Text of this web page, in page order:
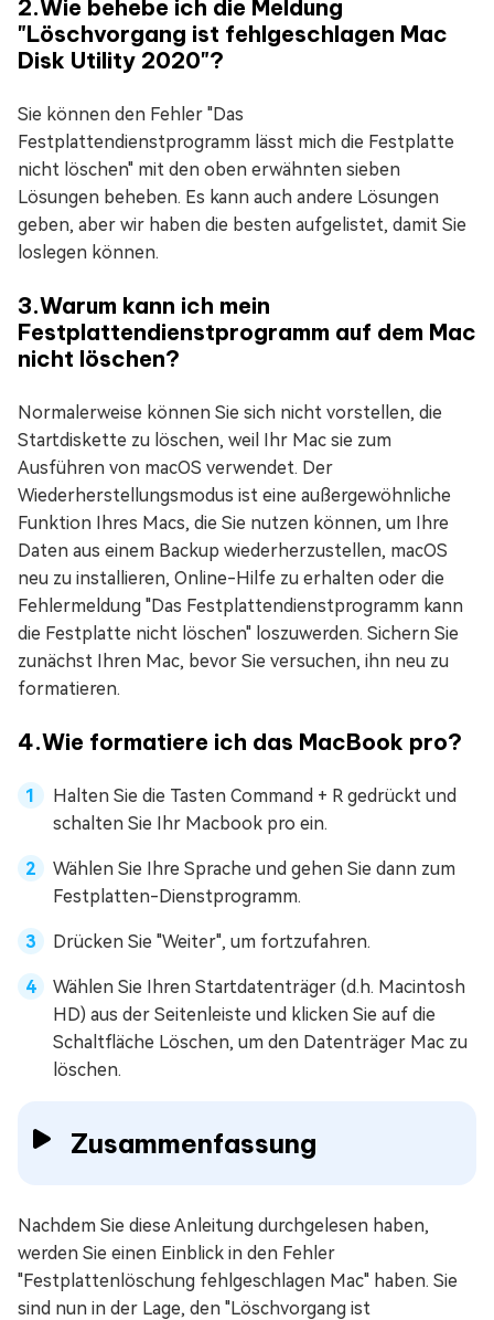
2.Wie behebe ich die Meldung
"Löschvorgang ist fehlgeschlagen Mac
Disk Utility 2020"?
Sie können den Fehler "Das
Festplattendienstprogramm lässt mich die Festplatte
nicht löschen" mit den oben erwähnten sieben
Lösungen beheben. Es kann auch andere Lösungen
geben, aber wir haben die besten aufgelistet, damit Sie
loslegen können.
3.Warum kann ich mein
Festplattendienstprogramm auf dem Mac
nicht löschen?
Normalerweise können Sie sich nicht vorstellen, die
Startdiskette zu löschen, weil Ihr Mac sie zum
Ausführen von macOS verwendet. Der
Wiederherstellungsmodus ist eine außergewöhnliche
Funktion Ihres Macs, die Sie nutzen können, um Ihre
Daten aus einem Backup wiederherzustellen, macOS
neu zu installieren, Online-Hilfe zu erhalten oder die
Fehlermeldung "Das Festplattendienstprogramm kann
die Festplatte nicht löschen" loszuwerden. Sichern Sie
zunächst Ihren Mac, bevor Sie versuchen, ihn neu zu
formatieren.
4.Wie formatiere ich das MacBook pro?
Halten Sie die Tasten Command + R gedrückt und
schalten Sie Ihr Macbook pro ein.
Wählen Sie Ihre Sprache und gehen Sie dann zum
Festplatten-Dienstprogramm.
Drücken Sie "Weiter", um fortzufahren.
Wählen Sie Ihren Startdatenträger (d.h. Macintosh
HD) aus der Seitenleiste und klicken Sie auf die
Schaltfläche Löschen, um den Datenträger Mac zu
löschen.
Zusammenfassung
Nachdem Sie diese Anleitung durchgelesen haben,
werden Sie einen Einblick in den Fehler
"Festplattenlöschung fehlgeschlagen Mac" haben. Sie
sind nun in der Lage, den "Löschvorgang ist